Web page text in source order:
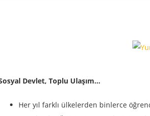
Devlet, Toplu Ulaşım…
Her yıl farklı ülkelerden binlerce